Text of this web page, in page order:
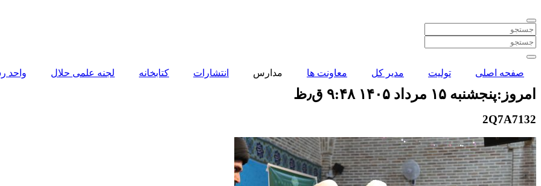
صفحه اصلی تولیت مدیر کل معاونت ها مدارس انتشارات کتابخانه لجنه علمی حلال واحد
امروز:پنجشنبه ۱۵ مرداد ۱۴۰۵ ۹:۴۸ ق٫ظ
2Q7A7132